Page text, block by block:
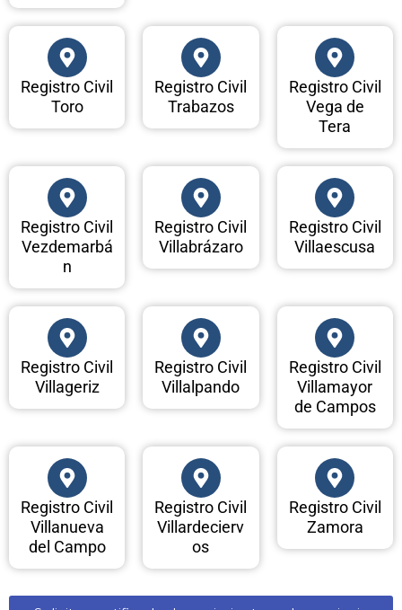
Registro Civil
Toro
Registro Civil
Trabazos
Registro Civil
Vega de
Tera
Registro Civil
Vezdemarbá
n
Registro Civil
Villabrázaro
Registro Civil
Villaescusa
Registro Civil
Villageriz
Registro Civil
Villalpando
Registro Civil
Villamayor
de Campos
Registro Civil
Villanueva
del Campo
Registro Civil
Villardecierv
os
Registro Civil
Zamora